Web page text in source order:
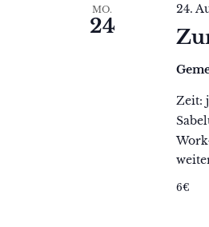
MO.
24
24.
Zeit:
6€